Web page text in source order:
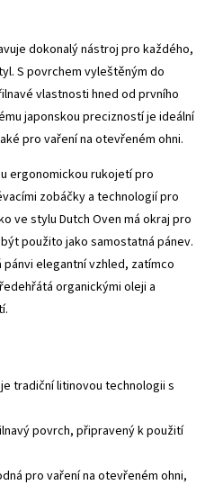
dokonalý nástroj pro každého,
S povrchem vyleštěným do
vlastnosti hned od prvního
japonskou precizností je ideální
pro vaření na otevřeném ohni.
ergonomickou rukojetí pro
zobáčky a technologií pro
ve stylu Dutch Oven má okraj pro
použito jako samostatná pánev.
elegantní vzhled, zatímco
organickými oleji a
tradiční litinovou technologii s
povrch, připravený k použití
pro vaření na otevřeném ohni,